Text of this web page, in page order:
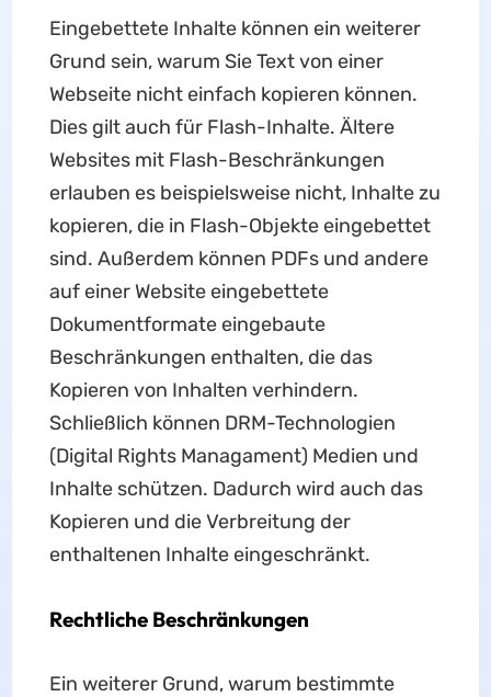
Eingebettete Inhalte können ein weiterer
Grund sein, warum Sie Text von einer
Webseite nicht einfach kopieren können.
Dies gilt auch für Flash-Inhalte. Ältere
Websites mit Flash-Beschränkungen
erlauben es beispielsweise nicht, Inhalte zu
kopieren, die in Flash-Objekte eingebettet
sind. Außerdem können PDFs und andere
auf einer Website eingebettete
Dokumentformate eingebaute
Beschränkungen enthalten, die das
Kopieren von Inhalten verhindern.
Schließlich können DRM-Technologien
(Digital Rights Managament) Medien und
Inhalte schützen. Dadurch wird auch das
Kopieren und die Verbreitung der
enthaltenen Inhalte eingeschränkt.
Rechtliche Beschränkungen
Ein weiterer Grund, warum bestimmte